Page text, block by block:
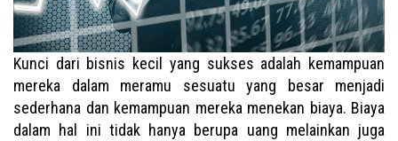
Kunci dari bisnis kecil yang sukses adalah kemampuan
mereka dalam meramu sesuatu yang besar menjadi
sederhana dan kemampuan mereka menekan biaya. Biaya
dalam hal ini tidak hanya berupa uang melainkan juga